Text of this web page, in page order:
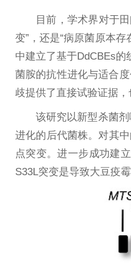
目前，学术界对于
变”，还是“病原菌原本
中建立了基于DdCBEs
菌胺的抗性进化与适合
歧提供了直接试验证据
该研究以新型杀菌
进化的后代菌株。对其
点突变。进一步成功建
S33L突变是导致大豆疫